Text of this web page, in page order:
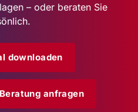
– oder beraten Sie
downloaden
anfragen